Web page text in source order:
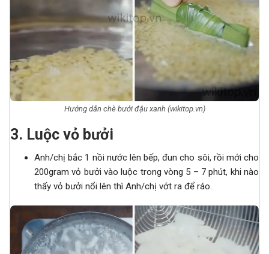
Hướng dẫn chè bưởi đậu xanh (wikitop.vn)
3. Luộc vỏ bưởi
Anh/chị bắc 1 nồi nước lên bếp, đun cho sôi, rồi mới cho
200gram vỏ bưởi vào luộc trong vòng 5 – 7 phút, khi nào
thấy vỏ bưởi nổi lên thì Anh/chị vớt ra để ráo.